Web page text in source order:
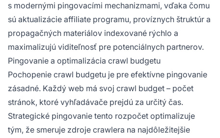
s modernými pingovacími mechanizmami, vďaka čomu
sú aktualizácie affiliate programu, províznych štruktúr a
propagačných materiálov indexované rýchlo a
maximalizujú viditeľnosť pre potenciálnych partnerov.
Pingovanie a optimalizácia crawl budgetu
Pochopenie crawl budgetu je pre efektívne pingovanie
zásadné. Každý web má svoj crawl budget – počet
stránok, ktoré vyhľadávače prejdú za určitý čas.
Strategické pingovanie tento rozpočet optimalizuje
tým, že smeruje zdroje crawlera na najdôležitejšie